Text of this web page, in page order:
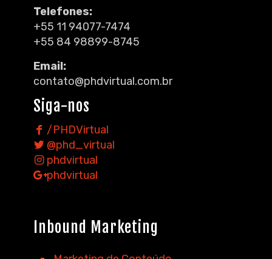
Telefones:
+55 11 94077-7474
+55 84 98899-8745
Email:
contato@phdvirtual.com.br
Siga-nos
/PHDVirtual
@phd_virtual
phdvirtual
phdvirtual
Inbound Marketing